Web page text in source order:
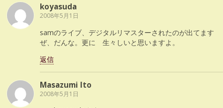
koyasuda
2008年5月1日
samのライブ、デジタルリマスターされたのが出てます
ぜ、だんな。更に 生々しいと思いますよ。
返信
Masazumi Ito
2008年5月1日